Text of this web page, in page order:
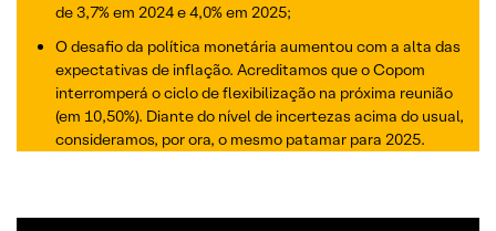
de 3,7% em 2024 e 4,0% em 2025;
O desafio da política monetária aumentou com a alta das
expectativas de inflação. Acreditamos que o Copom
interromperá o ciclo de flexibilização na próxima reunião
(em 10,50%). Diante do nível de incertezas acima do usual,
consideramos, por ora, o mesmo patamar para 2025.